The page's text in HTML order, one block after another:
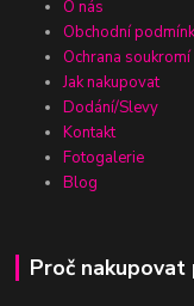
O nás
Obchodní
Ochrana soukromí
Jak nakupovat
Dodání/Slevy
Kontakt
Fotogalerie
Blog
Proč nakupovat